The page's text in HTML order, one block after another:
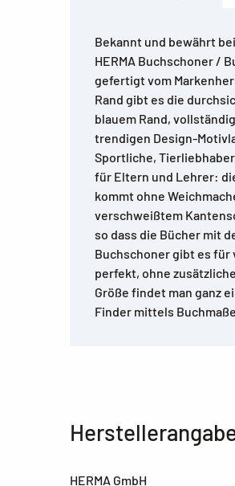
Bekannt und bewährt
HERMA Buchschoner /
gefertigt vom
Rand gibt es die
blauem Rand,
trendigen Design-
Sportliche,
für Eltern und Lehrer:
kommt ohne
verschweißtem
so dass die Bücher mit
Buchschoner gibt es für
perfekt, ohne
Größe findet man ganz
Finder mittels
HERMA GmbH